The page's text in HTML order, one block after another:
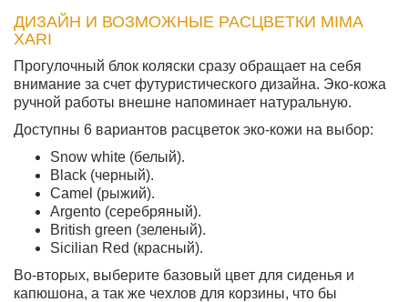
ДИЗАЙН И ВОЗМОЖНЫЕ РАСЦВЕТКИ MIMA
XARI
Прогулочный блок коляски сразу обращает на себя
внимание за счет футуристического дизайна. Эко-кожа
ручной работы внешне напоминает натуральную.
Доступны 6 вариантов расцветок эко-кожи на выбор:
Snow white (белый).
Black (черный).
Camel (рыжий).
Argento (серебряный).
British green (зеленый).
Sicilian Red (красный).
Во-вторых, выберите базовый цвет для сиденья и
капюшона, а так же чехлов для корзины, что бы